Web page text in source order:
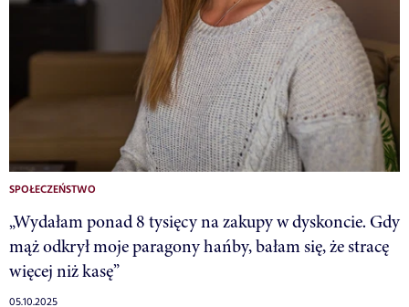
SPOŁECZEŃSTWO
„Wydałam ponad 8 tysięcy na zakupy w dyskoncie. Gdy
mąż odkrył moje paragony hańby, bałam się, że stracę
więcej niż kasę”
05.10.2025